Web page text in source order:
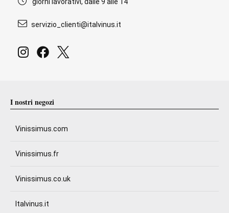
servizio_clienti@italvinus.it
I nostri negozi
Vinissimus.com
Vinissimus.fr
Vinissimus.co.uk
Italvinus.it